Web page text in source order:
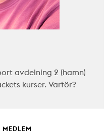
avdelning 2 (hamn)
kurser. Varför?